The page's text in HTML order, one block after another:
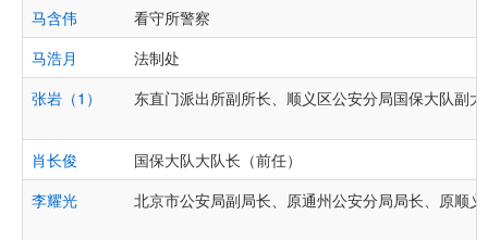
马含伟
看守所警察
马浩月
法制处
张岩（1）
东直门派出所副所长、顺义区公安分局国保大队副
肖长俊
国保大队大队长（前任）
李耀光
北京市公安局副局长、原通州公安分局局长、原顺